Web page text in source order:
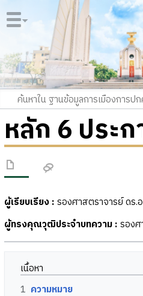
หลัก 6 ประก
ผู้เรียบเรียง : รองศาสตราจารย์ ดร.
ผู้ทรงคุณวุฒิประจำบทความ : รอง
เนื้อหา
1 ความหมาย